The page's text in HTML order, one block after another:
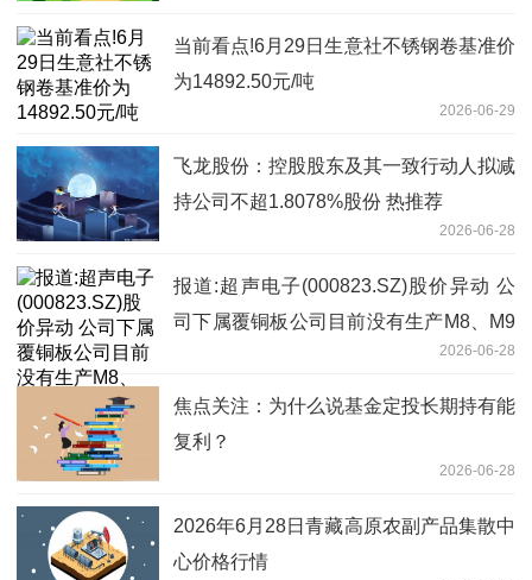
当前看点!6月29日生意社不锈钢卷基准价
为14892.50元/吨
2026-06-29
飞龙股份：控股股东及其一致行动人拟减
持公司不超1.8078%股份 热推荐
2026-06-28
报道:超声电子(000823.SZ)股价异动 公
司下属覆铜板公司目前没有生产M8、M9
2026-06-28
焦点关注：为什么说基金定投长期持有能
复利？
2026-06-28
2026年6月28日青藏高原农副产品集散中
心价格行情